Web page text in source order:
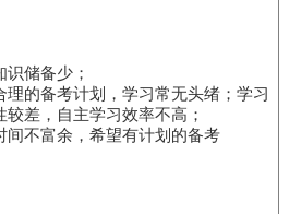
识储备少；
理的备考计划，学习常无头绪；学习
较差，自主学习效率不高；
间不富余，希望有计划的备考